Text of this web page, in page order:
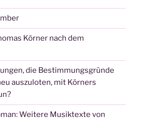
Körner nach dem
die Bestimmungsgründe
auszuloten, mit Körners
Weitere Musiktexte von